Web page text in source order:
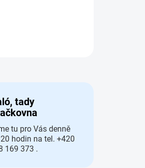
tady
tu pro Vás denně
hodin na tel. +420
169 373 .